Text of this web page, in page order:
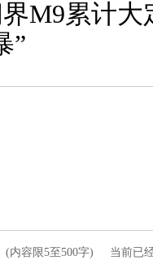
M9累计大
”
(内容限5至500字) 当前已